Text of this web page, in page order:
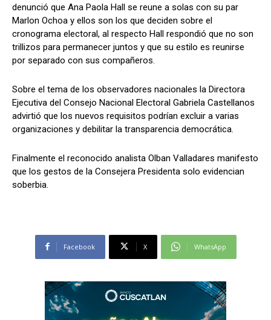
denunció que Ana Paola Hall se reune a solas con su par
Marlon Ochoa y ellos son los que deciden sobre el
cronograma electoral, al respecto Hall respondió que no son
trillizos para permanecer juntos y que su estilo es reunirse
por separado con sus compañeros.
Sobre el tema de los observadores nacionales la Directora
Ejecutiva del Consejo Nacional Electoral Gabriela Castellanos
advirtió que los nuevos requisitos podrían excluir a varias
organizaciones y debilitar la transparencia democrática.
Finalmente el reconocido analista Olban Valladares manifesto
que los gestos de la Consejera Presidenta solo evidencian
soberbia.
Facebook X WhatsApp